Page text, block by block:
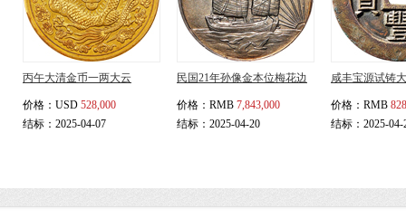
丙午大清金币一两大云
价格： USD 528,000
结标：2025-04-07
民国21年孙像金本位梅花边
价格： RMB 7,843,000
结标：2025-04-20
咸丰宝源试铸
价格： RMB
结标：2025-04-